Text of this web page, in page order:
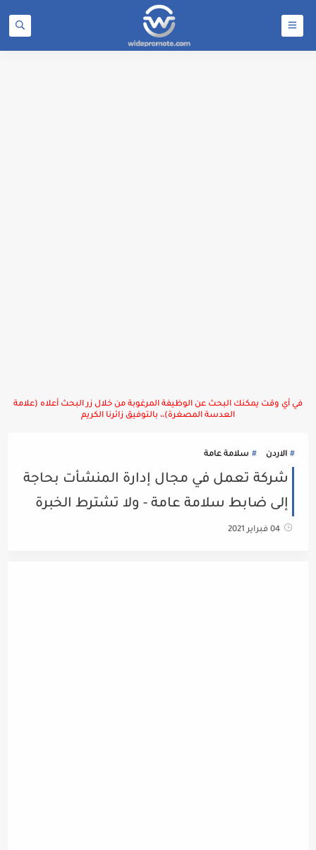
في أي وقت يمكنك البحث عن الوظيفة المرغوبة من خلال زر البحث أعلاه (علامة
العدسة المصغرة)،، بالتوفيق زائرنا الكريم
الاردن سلامة عامة
شركة تعمل في مجال إدارة المنشأت بحاجة
إلى ضابط سلامة عامة - ولا تشترط الخبرة
04 فبراير 2021